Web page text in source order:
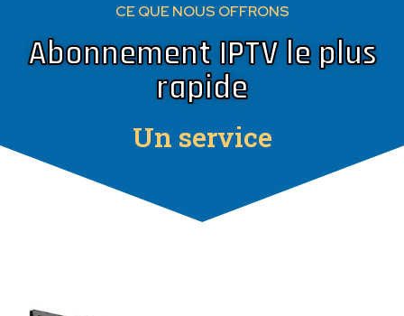
CE QUE NOUS OFFRONS
Abonnement IPTV le plus
rapide
Un service